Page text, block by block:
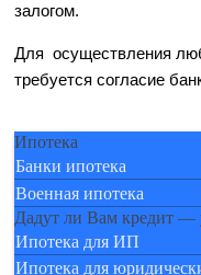
залогом.
Для осуществления
требуется согласие
Ипотека
Банки ипотека
Военная ипотека
Дадут ли Вам кредит —
Ипотека для ИП
Ипотека для